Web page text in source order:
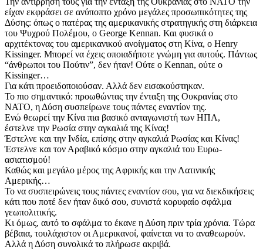
είχαν εκφράσει σε ανύποπτο χρόνο μεγάλες προσωπικότητες της
Δύσης: όπως ο πατέρας της αμερικανικής στρατηγικής στη διάρκεια
του Ψυχρού Πολέμου, ο George Kennan. Και φυσικά ο
αρχιτέκτονας του αμερικανικού ανοίγματος στη Κίνα, ο Henry
Kissinger. Μπορεί να έχεις οποιαδήποτε γνώμη για αυτούς. Πάντως
“άνθρωποι του Πούτιν”, δεν ήταν! Ούτε ο Kennan, ούτε ο
Kissinger…
​Για κάτι προειδοποιούσαν. Αλλά δεν εισακούστηκαν.
​Το πιο σημαντικό: προωθώντας την ένταξη της Ουκρανίας στο
ΝΑΤΟ, η Δύση συσπείρωνε τους πάντες εναντίον της.
​Ενώ θεωρεί την Κίνα πια βασικό ανταγωνιστή των ΗΠΑ,
​έστελνε την Ρωσία στην αγκαλιά της Κίνας!
​Έστελνε και την Ινδία, επίσης στην αγκαλιά Ρωσίας και Κίνας!
​Έστελνε και τον Αραβικό κόσμο στην αγκαλιά του Ευρω-
ασιατισμού!
​Καθώς και μεγάλο μέρος της Αφρικής και την Λατινικής
Αμερικής…
​Το να συσπειρώνεις τους πάντες εναντίον σου, για να διεκδικήσεις
κάτι που ποτέ δεν ήταν δικό σου, συνιστά κορυφαίο σφάλμα
γεωπολιτικής.
​Κι όμως, αυτό το σφάλμα το έκανε η Δύση πριν τρία χρόνια. Τώρα
βέβαια, τουλάχιστον οι Αμερικανοί, φαίνεται να το αναθεωρούν.
Αλλά η Δύση συνολικά το πλήρωσε ακριβά.